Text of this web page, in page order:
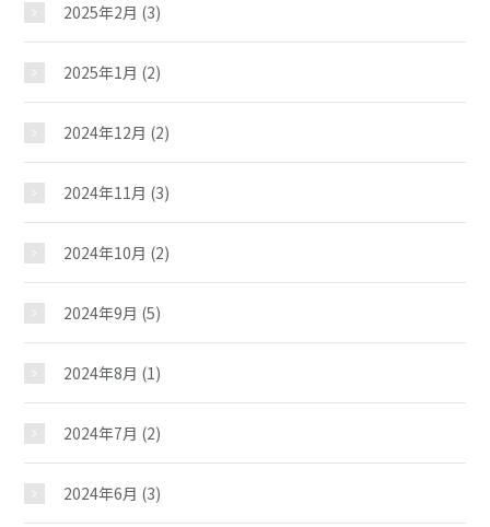
2025年2月 (3)
2025年1月 (2)
2024年12月 (2)
2024年11月 (3)
2024年10月 (2)
2024年9月 (5)
2024年8月 (1)
2024年7月 (2)
2024年6月 (3)